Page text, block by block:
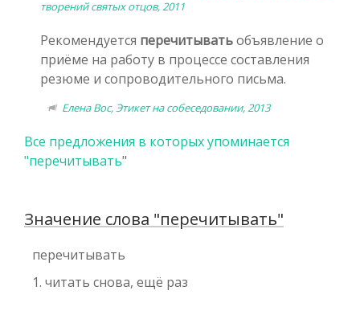
творений святых отцов, 2011
Рекомендуется перечитыватьобъявление о
приёме на работу в процессе составления
резюме и сопроводительного письма.
Елена Вос, Этикет на собеседовании, 2013
Все предложения в которых упоминается
"перечитывать"
Значение слова "перечитывать"
перечитывать
1. читать снова, ещё раз